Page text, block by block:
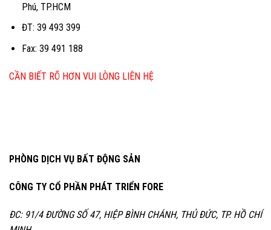
Phú, TP.HCM
ĐT: 39 493 399
Fax: 39 491 188
CẦN BIẾT RÕ HƠN VUI LÒNG LIÊN HỆ
PHÒNG DỊCH VỤ BẤT ĐỘNG SẢN
CÔNG TY CỔ PHẦN PHÁT TRIỂN FORE
ĐC: 91/4 ĐƯỜNG SỐ 47, HIỆP BÌNH CHÁNH, THỦ ĐỨC, TP. HỒ CHÍ